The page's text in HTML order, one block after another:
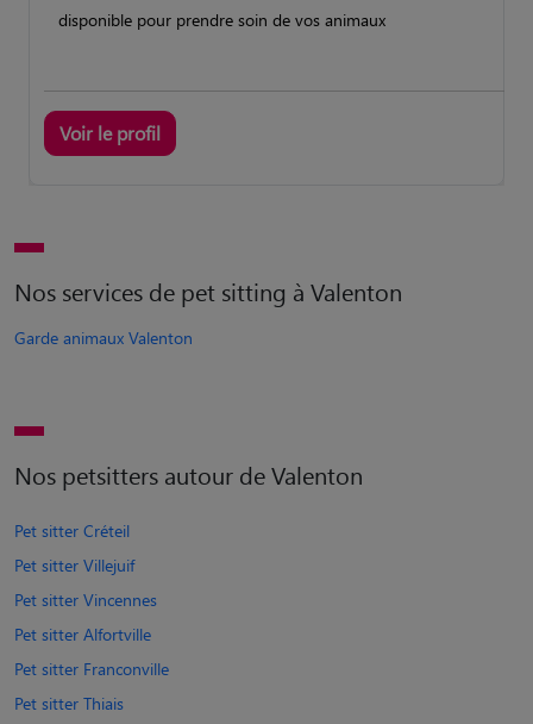
disponible pour prendre soin de vos animaux
Voir le profil
Nos services de pet sitting à Valenton
Garde animaux Valenton
Nos petsitters autour de Valenton
Pet sitter Créteil
Pet sitter Villejuif
Pet sitter Vincennes
Pet sitter Alfortville
Pet sitter Franconville
Pet sitter Thiais